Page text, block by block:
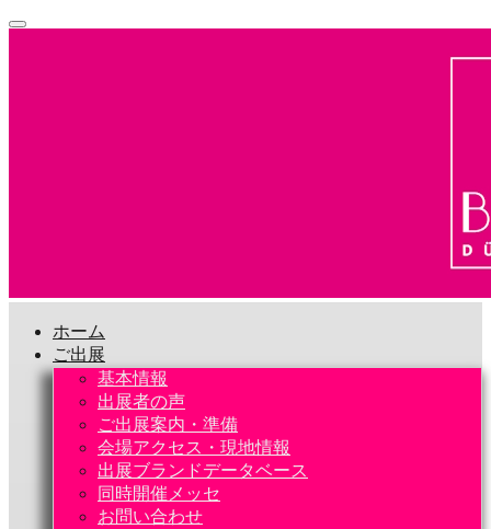
ホーム
ご出展
基本情報
出展者の声
ご出展案内・準備
会場アクセス・現地情報
出展ブランドデータベース
同時開催メッセ
お問い合わせ